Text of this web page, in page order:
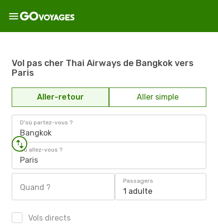
Vol pas cher Thai Airways de Bangkok vers
Paris
Aller-retour Aller simple
D'où partez-vous ?
Bangkok
Où allez-vous ?
Paris
Quand ?
Passagers
1 adulte
Vols directs